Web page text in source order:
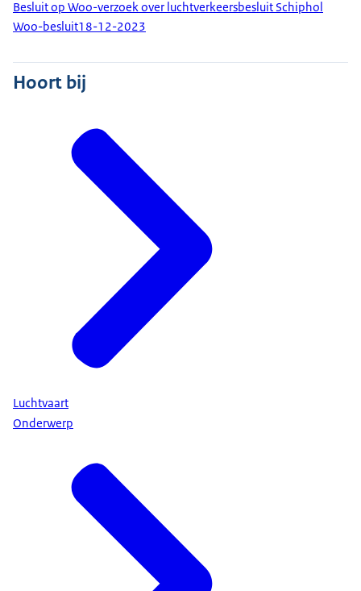
Besluit op Woo-verzoek over luchtverkeersbesluit Schiphol
Woo-besluit18-12-2023
Hoort bij
Luchtvaart
Onderwerp